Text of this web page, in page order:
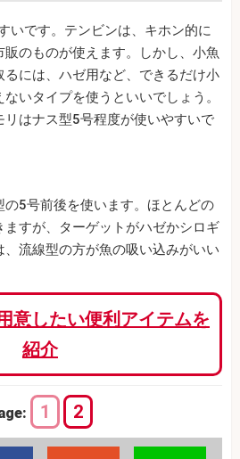
いです。テンビンは、キホン的に
販のものが使えます。しかし、小魚
には、ハゼ用など、できるだけ小
いタイプを使うといいでしょう。
リはナス型5号程度が使いやすいで
5号前後を使います。ほとんどの
すが、ターゲットがハゼかシロギ
流線型の方が魚の吸い込みがいい
意したい便利アイテムを
紹介
1 2